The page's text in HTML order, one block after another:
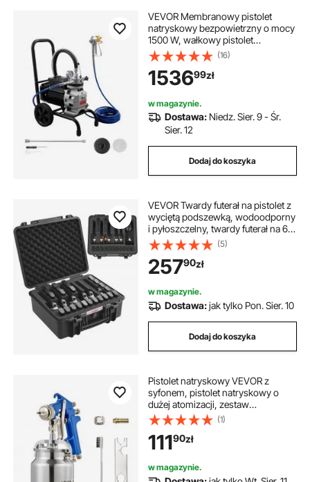
VEVOR Membranowy pistolet
natryskowy bezpowietrzny o mocy
1500 W, wałkowy pistolet
natryskowy o wysokim ciśnieniu
19,31 MPa, 10-metrowy wąż
wysokociśnieniowy, igła
czyszcząca i szczotka, do
samodzielnego natryskiwania
wewnątrz i na zewnątrz
(16)
153699zł
w magazynie.
Dostawa: Niedz. Sier. 9 - Śr.
Sier. 12
Dodaj do koszyka
VEVOR Twardy futerał na pistolet z
wyciętą podszewką, wodoodporny
i pyłoszczelny, twardy futerał na 6
pistoletów, 19,3 × 17,1 × 8,3 cala,
zamykany na klucz, czarny
(5)
25790zł
w magazynie.
Dostawa:jak tylko Pon. Sier. 10
Dodaj do koszyka
Pistolet natryskowy VEVOR z
syfonem, pistolet natryskowy o
dużej atomizacji, zestaw
natryskowy o pojemności 1000
cm3 z dyszą 1,8 mm, regulowany
przepływ i objętość powietrza do
malowania samochodów, mebli,
ścian i domów
(1)
11190zł
w magazynie.